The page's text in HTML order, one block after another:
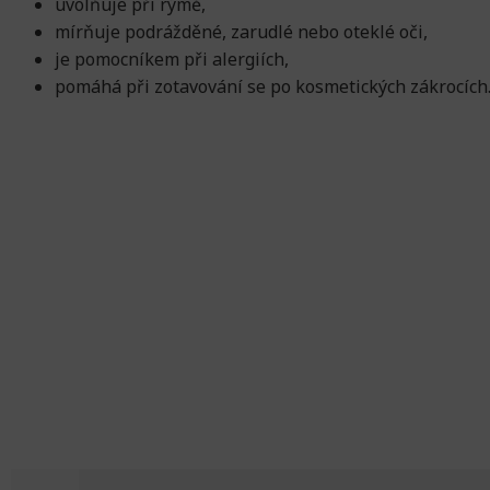
uvolňuje při rýmě,
mírňuje podrážděné, zarudlé nebo oteklé oči,
je pomocníkem při alergiích,
pomáhá při zotavování se po kosmetických zákrocích.